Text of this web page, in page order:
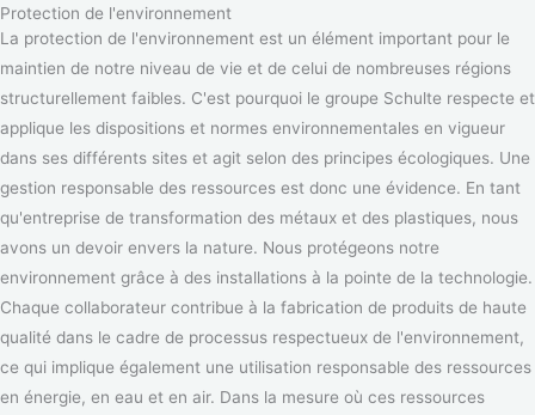
Protection de l'environnement
La protection de l'environnement est un élément important pour le
maintien de notre niveau de vie et de celui de nombreuses régions
structurellement faibles. C'est pourquoi le groupe Schulte respecte et
applique les dispositions et normes environnementales en vigueur
dans ses différents sites et agit selon des principes écologiques. Une
gestion responsable des ressources est donc une évidence. En tant
qu'entreprise de transformation des métaux et des plastiques, nous
avons un devoir envers la nature. Nous protégeons notre
environnement grâce à des installations à la pointe de la technologie.
Chaque collaborateur contribue à la fabrication de produits de haute
qualité dans le cadre de processus respectueux de l'environnement,
ce qui implique également une utilisation responsable des ressources
en énergie, en eau et en air. Dans la mesure où ces ressources